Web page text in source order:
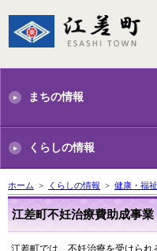
まちの情報
くらしの情報
ホーム > くらしの情報 > 健康・福祉
江差町不妊治療費助成事業
江差町では、不妊治療を受けら